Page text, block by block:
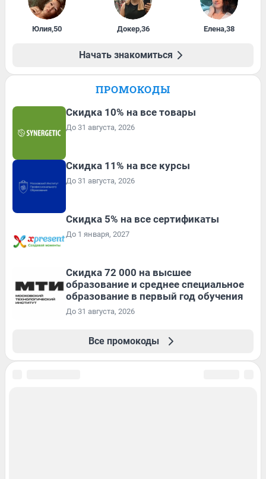
Юлия,50 Докер,36 Елена,38
Начать знакомиться
ПРОМОКОДЫ
Скидка 10% на все товары
До 31 августа, 2026
Скидка 11% на все курсы
До 31 августа, 2026
Скидка 5% на все сертификаты
До 1 января, 2027
Скидка 72 000 на высшее
образование и среднее специальное
образование в первый год обучения
До 31 августа, 2026
Все промокоды